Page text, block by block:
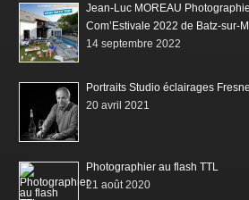
Jean-Luc MOREAU
Com’Estivale 2022 de Batz-sur-
14 septembre 2022
Portraits Studio éclairages
20 avril 2021
Photographier au flash TTL
21 août 2020